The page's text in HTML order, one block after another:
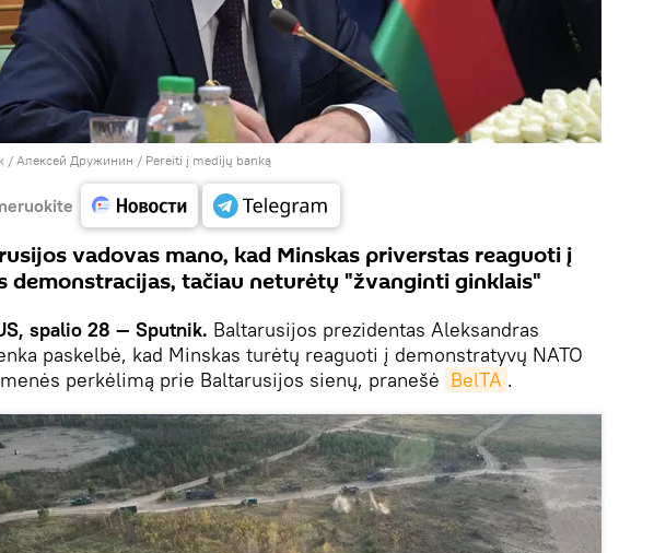
/ Алексей Дружинин / Pereiti į medijų banką
vadovas mano, kad Minskas priverstas reaguoti į
demonstracijas, tačiau neturėtų "žvanginti ginklais"
spalio 28 — Sputnik. Baltarusijos prezidentas Aleksandras
paskelbė, kad Minskas turėtų reaguoti į demonstratyvų NATO
perkėlimą prie Baltarusijos sienų, pranešė BelTA .